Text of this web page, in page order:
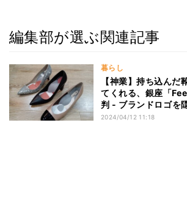
編集部が選ぶ関連記事
暮らし
【神業】持ち込んだ
てくれる、銀座「
判 - ブランドロゴを
2024/04/12 11:18